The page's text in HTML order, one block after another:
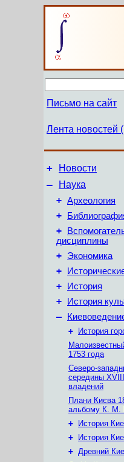
Письмо на сайт
Лента новостей
+ Новости
–
Наука
+ Археология
+
+
дисциплины
+ Экономика
+
+ История
+ История
–
+
История
1753 года
Северо-
середины
владений
Плани Києва
альбому К. М.
+
История
+
История
+ Древний